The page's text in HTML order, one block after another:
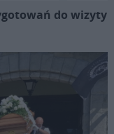
do wizyty